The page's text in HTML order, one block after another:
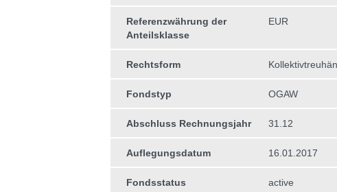
Referenzwährung der
Anteilsklasse
EUR
Rechtsform
Fondstyp OGAW
Abschluss Rechnungsjahr 31.12
Auflegungsdatum 16.01.2017
Fondsstatus active